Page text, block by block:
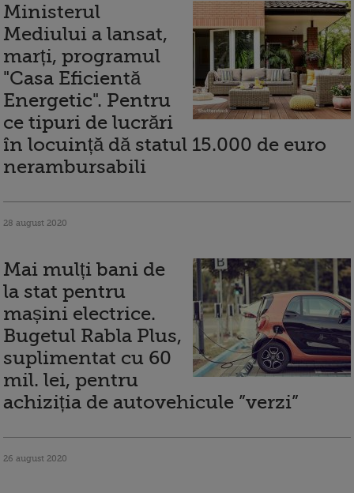
Ministerul
Mediului a lansat,
marți, programul
"Casa Eficientă
Energetic". Pentru
ce tipuri de lucrări
în locuință dă statul 15.000 de euro
nerambursabili
28 august 2020
Mai mulți bani de
la stat pentru
mașini electrice.
Bugetul Rabla Plus,
suplimentat cu 60
mil. lei, pentru
achiziția de autovehicule ”verzi”
26 august 2020